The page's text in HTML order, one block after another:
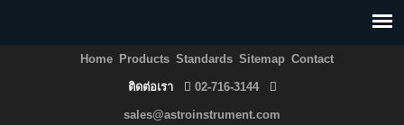
Home Products Standards Sitemap Contact
ติดต่อเรา 02-716-3144
sales@astroinstrument.com